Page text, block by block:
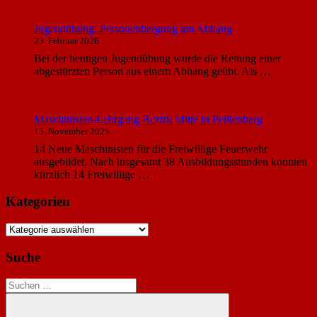
Jugendübung: Personenbergung am Abhang
23. Februar 2026
Bei der heutigen Jugendübung wurde die Rettung einer
abgestürzten Person aus einem Abhang geübt. Als …
Maschinisten-Lehrgang Bezirk Mitte in Peißenberg
13. November 2025
14 Neue Maschinisten für die Freiwillige Feuerwehr
ausgebildet. Nach insgesamt 38 Ausbildungsstunden konnten
kürzlich 14 Freiwillige …
Kategorien
Kategorien
Suche
Suchen
nach: